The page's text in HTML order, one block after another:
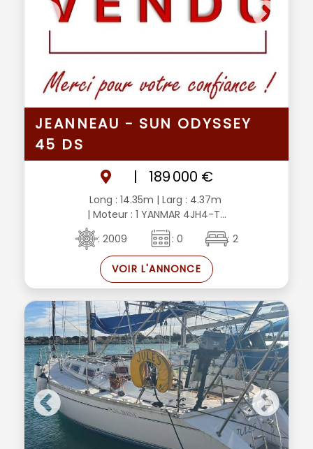
JEANNEAU - SUN ODYSSEY
45 DS
|
189 000 €
Long : 14.35m | Larg : 4.37m
| Moteur : 1 YANMAR 4JH4-T...
: 2009
: 0 : 2
VOIR L'ANNONCE